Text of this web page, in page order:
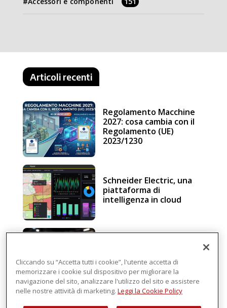
Articoli recenti
Regolamento Macchine
2027: cosa cambia con il
Regolamento (UE)
2023/1230
Schneider Electric, una
piattaforma di
intelligenza in cloud
Regolamento macchine
Cliccando su “Accetta tutti i cookie”, l'utente accetta di
memorizzare i cookie sul dispositivo per migliorare la
navigazione del sito, analizzare l'utilizzo del sito e assistere
nelle nostre attività di marketing. Leggi la Cookie Policy